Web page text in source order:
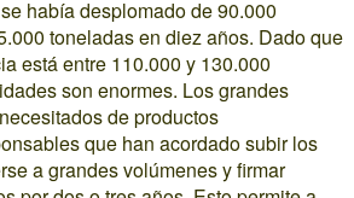
había desplomado de 90.000
toneladas en diez años. Dado que
está entre 110.000 y 130.000
son enormes. Los grandes
de productos
que han acordado subir los
a grandes volúmenes y firmar